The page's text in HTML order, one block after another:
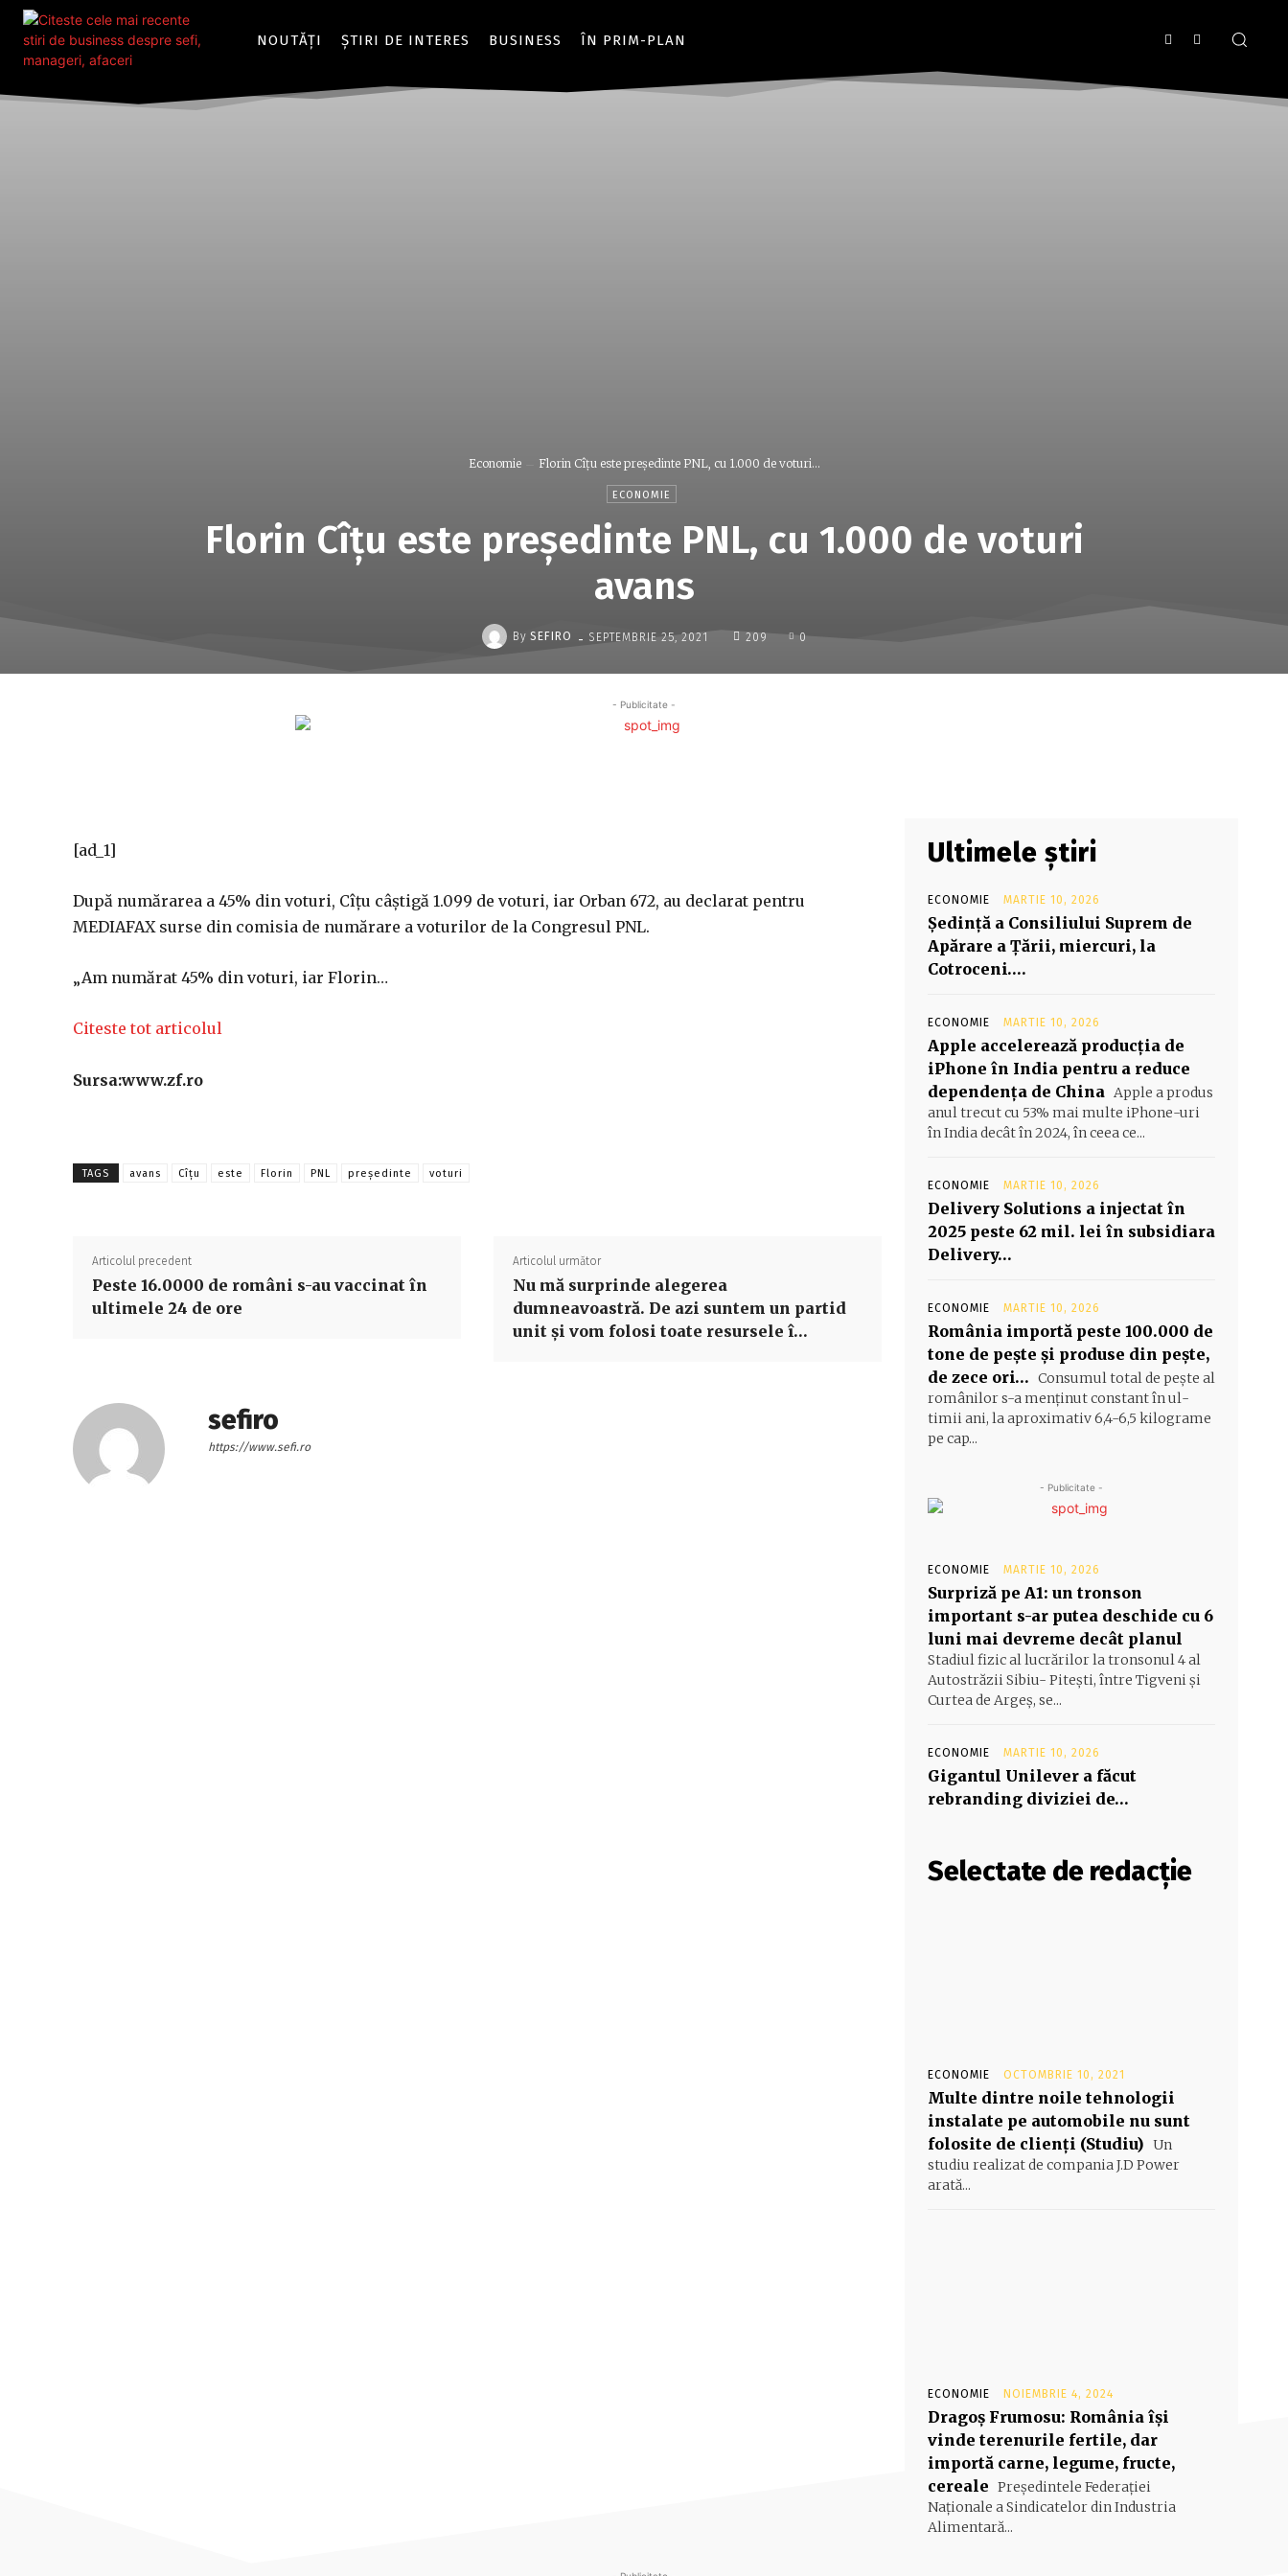
NOUTĂȚI ȘTIRI DE INTERES BUSINESS ÎN PRIM-PLAN
Economie Florin Cîţu este preşedinte PNL, cu 1.000 de voturi...
ECONOMIE
Florin Cîţu este preşedinte PNL, cu 1.000 de voturi
avans
By SEFIRO - SEPTEMBRIE 25, 2021 209 0
- Publicitate -
[ad_1]
După numărarea a 45% din voturi, Cîţu câştigă 1.099 de voturi, iar Orban 672, au declarat pentru
MEDIAFAX surse din comisia de numărare a voturilor de la Congresul PNL.
„Am numărat 45% din voturi, iar Florin…
Citeste tot articolul
Sursa:www.zf.ro
TAGS avans Cîțu este Florin PNL preşedinte voturi
Articolul precedent
Peste 16.0000 de români s-au vaccinat în
ultimele 24 de ore
Articolul următor
Nu mă surprinde alegerea
dumneavoastră. De azi suntem un partid
unit şi vom folosi toate resursele î…
sefiro
https://www.sefi.ro
Ultimele știri
ECONOMIE MARTIE 10, 2026
Şedinţă a Consiliului Suprem de
Apărare a Ţării, miercuri, la
Cotroceni….
ECONOMIE MARTIE 10, 2026
Apple accelerează producția de
iPhone în India pentru a reduce
dependența de China Apple a produs
anul trecut cu 53% mai multe iPhone-uri
în India decât în 2024, în ceea ce...
ECONOMIE MARTIE 10, 2026
Delivery Solutions a injectat în
2025 peste 62 mil. lei în subsidiara
Delivery…
ECONOMIE MARTIE 10, 2026
România importă peste 100.000 de
tone de peşte şi produse din peşte,
de zece ori… Consumul total de peşte al
ro­mâ­nilor s-a menţinut constant în ul­
timii ani, la aproximativ 6,4-6,5 ki­lograme
pe cap...
- Publicitate -
ECONOMIE MARTIE 10, 2026
Surpriză pe A1: un tronson
important s-ar putea deschide cu 6
luni mai devreme decât planul
Stadiul fizic al lucrărilor la tronsonul 4 al
Autostrăzii Sibiu- Piteşti, între Tigveni şi
Curtea de Argeş, se...
ECONOMIE MARTIE 10, 2026
Gigantul Unilever a făcut
rebranding diviziei de…
Selectate de redacție
ECONOMIE OCTOMBRIE 10, 2021
Multe dintre noile tehnologii
instalate pe automobile nu sunt
folosite de clienți (Studiu) Un
studiu realizat de compania J.D Power
arată...
ECONOMIE NOIEMBRIE 4, 2024
Dragoș Frumosu: România își
vinde terenurile fertile, dar
importă carne, legume, fructe,
cereale Președintele Federației
Naționale a Sindicatelor din Industria
Alimentară...